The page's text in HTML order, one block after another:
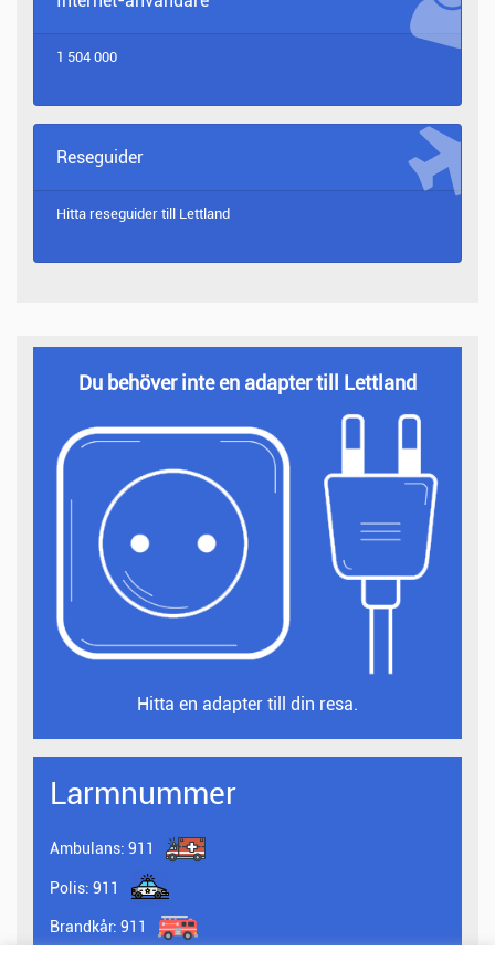
1 504 000
Reseguider
Hitta reseguider till Lettland
Du behöver inte en adapter till Lettland
Hitta en adapter till din resa.
Larmnummer
Ambulans: 911
Polis: 911
Brandkår: 911